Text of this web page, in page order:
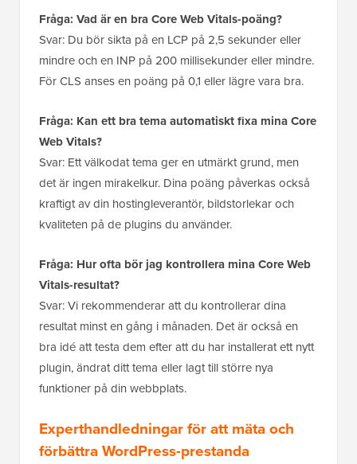
Fråga: Vad är en bra Core Web Vitals-poäng?
Svar: Du bör sikta på en LCP på 2,5 sekunder eller
mindre och en INP på 200 millisekunder eller mindre.
För CLS anses en poäng på 0,1 eller lägre vara bra.
Fråga: Kan ett bra tema automatiskt fixa mina Core
Web Vitals?
Svar: Ett välkodat tema ger en utmärkt grund, men
det är ingen mirakelkur. Dina poäng påverkas också
kraftigt av din hostingleverantör, bildstorlekar och
kvaliteten på de plugins du använder.
Fråga: Hur ofta bör jag kontrollera mina Core Web
Vitals-resultat?
Svar: Vi rekommenderar att du kontrollerar dina
resultat minst en gång i månaden. Det är också en
bra idé att testa dem efter att du har installerat ett nytt
plugin, ändrat ditt tema eller lagt till större nya
funktioner på din webbplats.
Experthandledningar för att mäta och
förbättra WordPress-prestanda